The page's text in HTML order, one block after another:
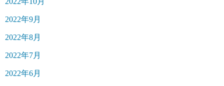
2022年9月
2022年8月
2022年7月
2022年6月